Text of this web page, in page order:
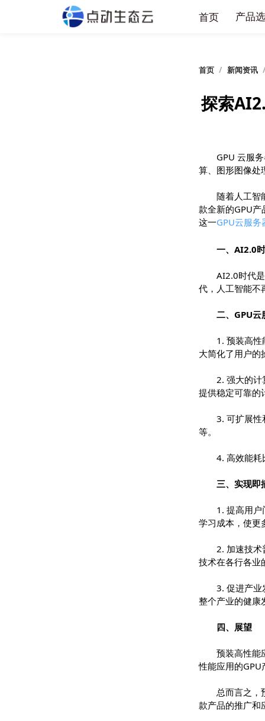
首页
首页 / 新闻
探索
GPU
随着人
款全新的
AI2.0
代，人工
二、
大简化了
提供稳定
等。
4. 高
三、实
1. 提高
学习成本，
2. 加速
技术在各行
3. 促
四、展
预装高
性能应用